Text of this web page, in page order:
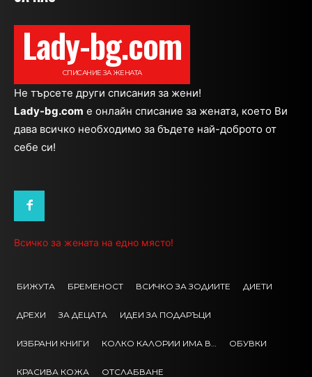
Lady-bg.com
СПИСАНИЕ ЗА ЖЕНАТА
Не търсете други списания за жени!
Lady-bg.com e онлайн списание за жената, което Ви
дава всичко необходимо за бъдете най-доброто от
себе си!
Всичко за жената на едно място!
БИЖУТА БРЕМЕНОСТ ВСИЧКО ЗА ЗОДИИТЕ ДИЕТИ
ДРЕХИ ЗА ДЕЦАТА ИДЕИ ЗА ПОДАРЪЦИ
ИЗБРАНИ КНИГИ КОЛКО КАЛОРИИ ИМА В… ОБУВКИ
КРАСИВА КОЖА ОТСЛАБВАНЕ